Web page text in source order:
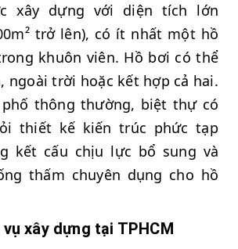
xây dựng với diện tích lớn
trở lên), có ít nhất một hồ
khuôn viên. Hồ bơi có thể
ngoài trời hoặc kết hợp cả hai.
phố thông thường, biệt thự có
thiết kế kiến trúc phức tạp
kết cấu chịu lực bổ sung và
thấm chuyên dụng cho hồ
xây dựng tại TPHCM